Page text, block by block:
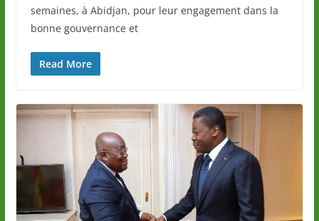
semaines, à Abidjan, pour leur engagement dans la
bonne gouvernance et
Read More